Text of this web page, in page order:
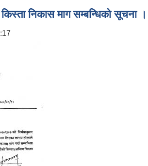
निकास माग सम्बन्धिको सूचना ।